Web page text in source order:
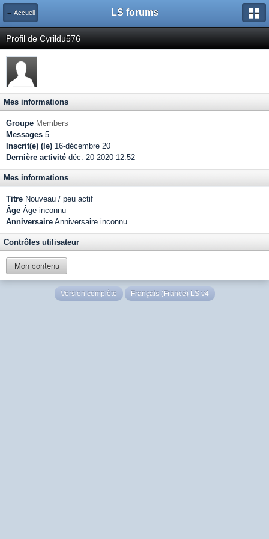
← Accueil LS forums
Profil de Cyrildu576
Mes informations
Groupe Members
Messages 5
Inscrit(e) (le) 16-décembre 20
Dernière activité déc. 20 2020 12:52
Mes informations
Titre Nouveau / peu actif
Âge Âge inconnu
Anniversaire Anniversaire inconnu
Contrôles utilisateur
Mon contenu
Version complète Français (France) LS v4